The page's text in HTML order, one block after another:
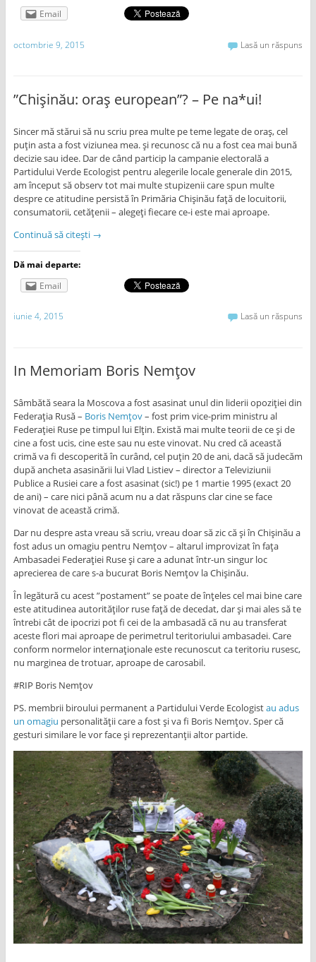
Email
octombrie 9, 2015 Lasă un răspuns
”Chișinău: oraș european”? – Pe na*ui!
Sincer mă stărui să nu scriu prea multe pe teme legate de oraș, cel
puțin asta a fost viziunea mea. și recunosc că nu a fost cea mai bună
decizie sau idee. Dar de când particip la campanie electorală a
Partidului Verde Ecologist pentru alegerile locale generale din 2015,
am început să observ tot mai multe stupizenii care spun multe
despre ce atitudine persistă în Primăria Chișinău față de locuitorii,
consumatorii, cetățenii – alegeți fiecare ce-i este mai aproape.
Continuă să citești →
Dă mai departe:
Email
iunie 4, 2015 Lasă un răspuns
In Memoriam Boris Nemțov
Sâmbătă seara la Moscova a fost asasinat unul din liderii opoziției din
Federația Rusă – Boris Nemțov– fost prim vice-prim ministru al
Federației Ruse pe timpul lui Elțin. Există mai multe teorii de ce și de
cine a fost ucis, cine este sau nu este vinovat. Nu cred că această
crimă va fi descoperită în curând, cel puțin 20 de ani, dacă să judecăm
după ancheta asasinării lui Vlad Listiev – director a Televiziunii
Publice a Rusiei care a fost asasinat (sic!) pe 1 martie 1995 (exact 20
de ani) – care nici până acum nu a dat răspuns clar cine se face
vinovat de această crimă.
Dar nu despre asta vreau să scriu, vreau doar să zic că și în Chișinău a
fost adus un omagiu pentru Nemțov – altarul improvizat în fața
Ambasadei Federației Ruse și care a adunat într-un singur loc
aprecierea de care s-a bucurat Boris Nemțov la Chișinău.
În legătură cu acest ”postament” se poate de înțeles cel mai bine care
este atitudinea autorităților ruse față de decedat, dar și mai ales să te
întrebi cât de ipocrizi pot fi cei de la ambasadă că nu au transferat
aceste flori mai aproape de perimetrul teritoriului ambasadei. Care
conform normelor internaționale este recunoscut ca teritoriu rusesc,
nu marginea de trotuar, aproape de carosabil.
#RIP Boris Nemțov
PS. membrii biroului permanent a Partidului Verde Ecologistau adus
un omagiu personalității care a fost și va fi Boris Nemțov. Sper că
gesturi similare le vor face și reprezentanții altor partide.